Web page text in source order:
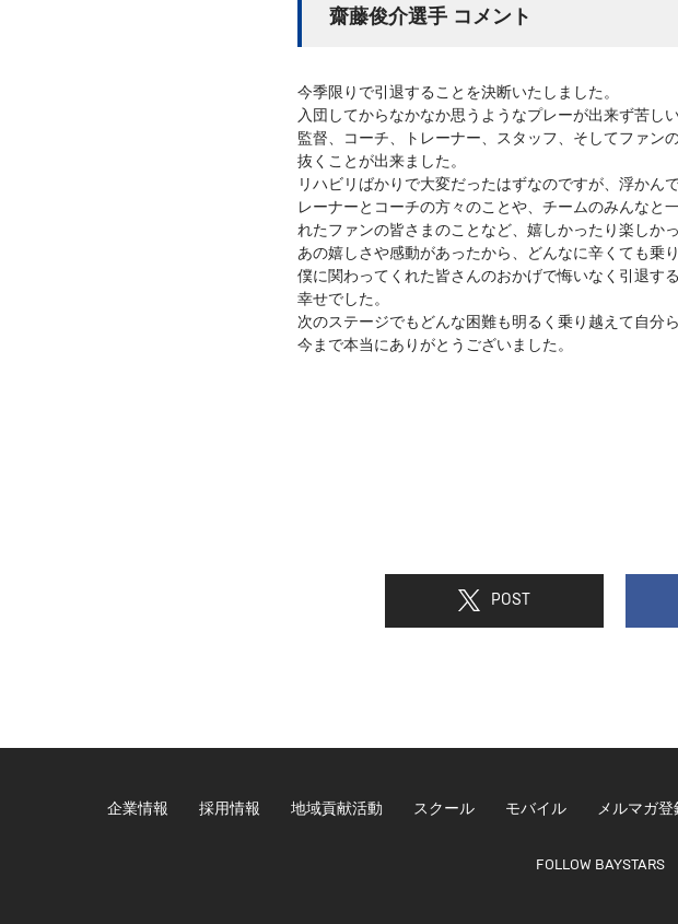
齋藤俊介選手 コメント
今季限りで引退することを決断いたしました。
入団してからなかなか思うようなプレーが出来ず苦し
監督、コーチ、トレーナー、スタッフ、そしてファン
抜くことが出来ました。
リハビリばかりで大変だったはずなのですが、浮かん
レーナーとコーチの方々のことや、チームのみんなと
れたファンの皆さまのことなど、嬉しかったり楽しか
あの嬉しさや感動があったから、どんなに辛くても乗
僕に関わってくれた皆さんのおかげで悔いなく引退す
幸せでした。
次のステージでもどんな困難も明るく乗り越えて自分
今まで本当にありがとうございました。
POST
企業情報 採用情報 地域貢献活動 スクール モバイル メルマガ登
FOLLOW BAYSTARS